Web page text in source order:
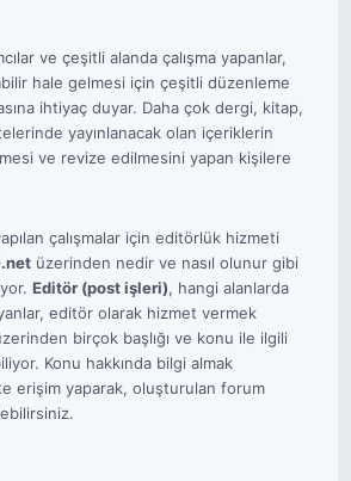
ve çeşitli alanda çalışma yapanlar,
hale gelmesi için çeşitli düzenleme
ihtiyaç duyar. Daha çok dergi, kitap,
yayınlanacak olan içeriklerin
ve revize edilmesini yapan kişilere
çalışmalar için editörlük hizmeti
üzerinden nedir ve nasıl olunur gibi
Editör (post işleri), hangi alanlarda
editör olarak hizmet vermek
birçok başlığı ve konu ile ilgili
Konu hakkında bilgi almak
erişim yaparak, oluşturulan forum